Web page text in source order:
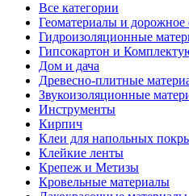
Все категории
Геоматериалы и дорожное
Гидроизоляционные
Гипсокартон и
Дом и дача
Древесно-плитные
Звукоизоляционные
Инструменты
Кирпич
Клеи для напольных
Клейкие ленты
Крепеж и Метизы
Кровельные материалы